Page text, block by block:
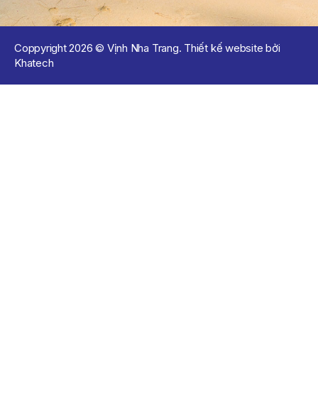
Coppyright 2026 © Vịnh Nha Trang. Thiết kế website bởi
Khatech